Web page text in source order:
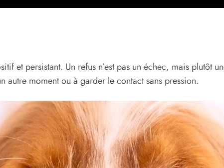
et persistant. Un refus n’est pas un échec, mais plutôt
autre moment ou à garder le contact sans pression.